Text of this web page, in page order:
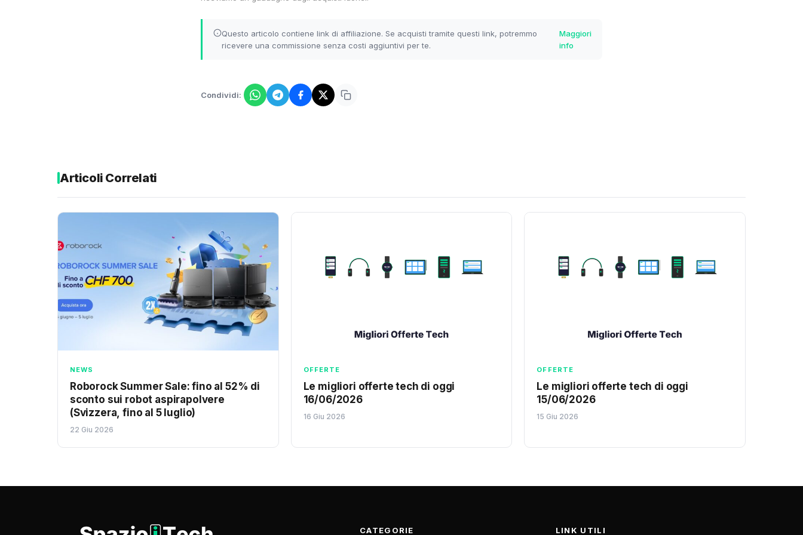
Questo articolo contiene link di affiliazione. Se acquisti tramite questi link, potremmo
ricevere una commissione senza costi aggiuntivi per te.
Maggiori
info
Condividi:
Articoli Correlati
NEWS
Roborock Summer Sale: fino al 52% di
sconto sui robot aspirapolvere
(Svizzera, fino al 5 luglio)
22 Giu 2026
OFFERTE
Le migliori offerte tech di oggi
16/06/2026
16 Giu 2026
OFFERTE
Le migliori offerte tech di oggi
15/06/2026
15 Giu 2026
CATEGORIE LINK UTILI